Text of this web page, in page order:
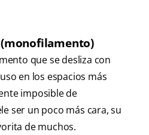
(monofilamento)
que se desliza con
en los espacios más
imposible de
ser un poco más cara, su
de muchos.